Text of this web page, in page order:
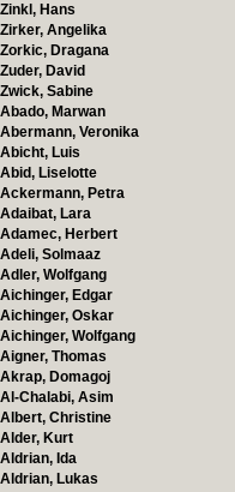
Zinkl, Hans
Zirker, Angelika
Zorkic, Dragana
Zuder, David
Zwick, Sabine
Abado, Marwan
Abermann, Veronika
Abicht, Luis
Abid, Liselotte
Ackermann, Petra
Adaibat, Lara
Adamec, Herbert
Adeli, Solmaaz
Adler, Wolfgang
Aichinger, Edgar
Aichinger, Oskar
Aichinger, Wolfgang
Aigner, Thomas
Akrap, Domagoj
Al-Chalabi, Asim
Albert, Christine
Alder, Kurt
Aldrian, Ida
Aldrian, Lukas